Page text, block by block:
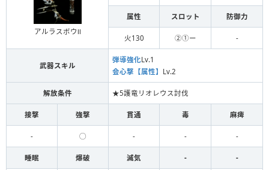
アルラスボウⅡ
属性 スロット 防御力
火130 ②①ー -
武器スキル
弾導強化Lv.1
会心撃【属性】 Lv.2
解放条件 ★5護竜リオレウス討伐
接撃 強撃 貫通 毒 麻痺
- ◯ - - -
睡眠 爆破 滅気 - -